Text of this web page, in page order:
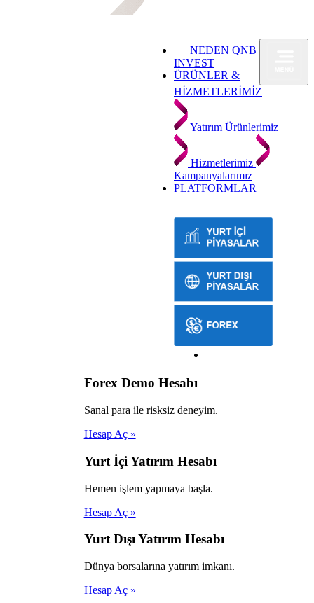
NEDEN QNB
INVEST
ÜRÜNLER &
HİZMETLERİMİZ
Yatırım Ürünlerimiz
Hizmetlerimiz
Kampanyalarımız
PLATFORMLAR
Forex Demo Hesabı
Sanal para ile risksiz deneyim.
Hesap Aç »
Yurt İçi Yatırım Hesabı
Hemen işlem yapmaya başla.
Hesap Aç »
Yurt Dışı Yatırım Hesabı
Dünya borsalarına yatırım imkanı.
Hesap Aç »